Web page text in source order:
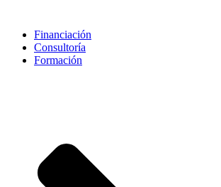
Financiación
Consultoría
Formación